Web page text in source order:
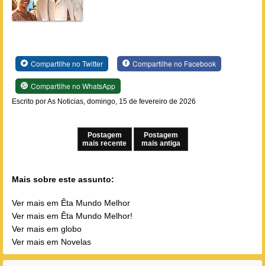
Compartilhe no Twitter Compartilhe no Facebook
Compartilhe no WhatsApp
Escrito por As Noticias, domingo, 15 de fevereiro de 2026
Postagem
mais recente
Postagem
mais antiga
Mais sobre este assunto:
Ver mais em Êta Mundo Melhor
Ver mais em Êta Mundo Melhor!
Ver mais em globo
Ver mais em Novelas